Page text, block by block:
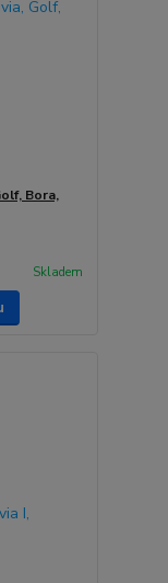
Bora,
Skladem